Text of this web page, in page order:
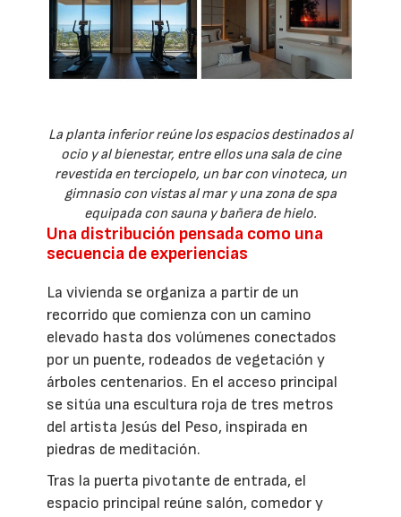
La planta inferior reúne los espacios destinados al
ocio y al bienestar, entre ellos una sala de cine
revestida en terciopelo, un bar con vinoteca, un
gimnasio con vistas al mar y una zona de spa
equipada con sauna y bañera de hielo.
Una distribución pensada como una
secuencia de experiencias
La vivienda se organiza a partir de un
recorrido que comienza con un camino
elevado hasta dos volúmenes conectados
por un puente, rodeados de vegetación y
árboles centenarios. En el acceso principal
se sitúa una escultura roja de tres metros
del artista Jesús del Peso, inspirada en
piedras de meditación.
Tras la puerta pivotante de entrada, el
espacio principal reúne salón, comedor y